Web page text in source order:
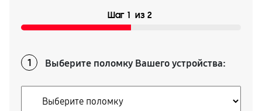
Шаг 1 из 2
1 Выберите поломку Вашего устройства: